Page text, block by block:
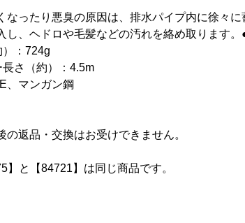
なったり悪臭の原因は、排水パイプ内に徐々
し、ヘドロや毛髪などの汚れを絡め取ります
：724g
さ（約）：4.5m
、マンガン鋼
返品・交換はお受けできません。
と【84721】は同じ商品です。